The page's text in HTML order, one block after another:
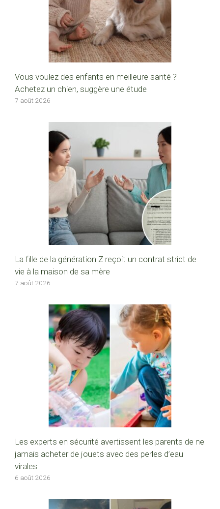
Vous voulez des enfants en meilleure santé ?
Achetez un chien, suggère une étude
7 août 2026
La fille de la génération Z reçoit un contrat strict de
vie à la maison de sa mère
7 août 2026
Les experts en sécurité avertissent les parents de ne
jamais acheter de jouets avec des perles d’eau
virales
6 août 2026